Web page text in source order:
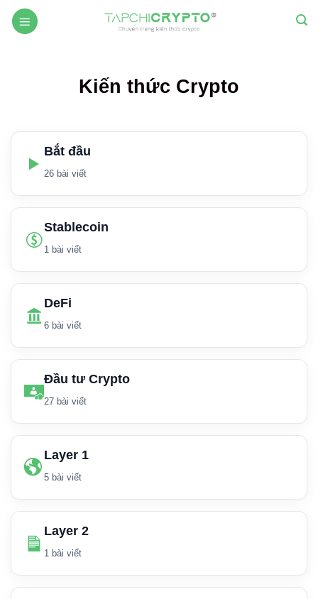
Skip
Kiến thức Crypto
Bắt đầu
26 bài viết
Stablecoin
1 bài viết
DeFi
6 bài viết
Đầu tư Crypto
27 bài viết
Layer 1
5 bài viết
Layer 2
1 bài viết